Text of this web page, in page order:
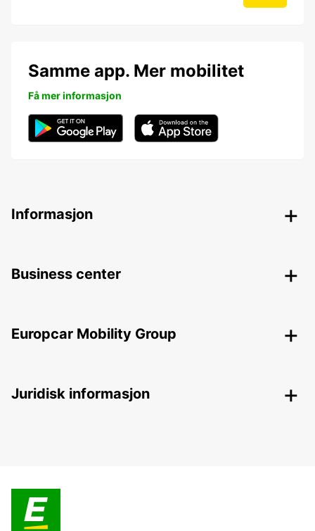
Samme app. Mer mobilitet
Få mer informasjon
Informasjon
Business center
Europcar Mobility Group
Juridisk informasjon